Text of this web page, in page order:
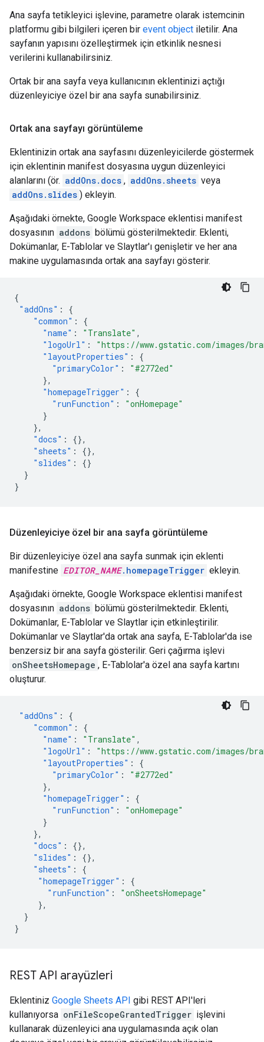
Ana sayfa tetikleyici işlevine, parametre olarak istemcinin
platformu gibi bilgileri içeren bir event object iletilir. Ana
sayfanın yapısını özelleştirmek için etkinlik nesnesi
verilerini kullanabilirsiniz.
Ortak bir ana sayfa veya kullanıcının eklentinizi açtığı
düzenleyiciye özel bir ana sayfa sunabilirsiniz.
Ortak ana sayfayı görüntüleme
Eklentinizin ortak ana sayfasını düzenleyicilerde göstermek
için eklentinin manifest dosyasına uygun düzenleyici
alanlarını (ör. addOns.docs , addOns.sheets veya
addOns.slides ) ekleyin.
Aşağıdaki örnekte, Google Workspace eklentisi manifest
dosyasının addons bölümü gösterilmektedir. Eklenti,
Dokümanlar, E-Tablolar ve Slaytlar'ı genişletir ve her ana
makine uygulamasında ortak ana sayfayı gösterir.
{
"addOns" :
{
"common" :
{
"name" : "Translate" ,
"logoUrl" :
"https://www.gstatic.com/images/
"layoutProperties" :
{
"primaryColor" :
"#2772ed"
},
"homepageTrigger" :
{
"runFunction" :
"onHomepage"
}
},
"docs" :
{},
"sheets" :
{},
"slides" :
{}
}
}
Düzenleyiciye özel bir ana sayfa görüntüleme
Bir düzenleyiciye özel ana sayfa sunmak için eklenti
manifestine EDITOR_NAME.homepageTrigger ekleyin.
Aşağıdaki örnekte, Google Workspace eklentisi manifest
dosyasının addons bölümü gösterilmektedir. Eklenti,
Dokümanlar, E-Tablolar ve Slaytlar için etkinleştirilir.
Dokümanlar ve Slaytlar'da ortak ana sayfa, E-Tablolar'da ise
benzersiz bir ana sayfa gösterilir. Geri çağırma işlevi
onSheetsHomepage , E-Tablolar'a özel ana sayfa kartını
oluşturur.
"addOns" :
{
"common" :
{
"name" : "Translate" ,
"logoUrl" :
"https://www.gstatic.com/images/
"layoutProperties" :
{
"primaryColor" :
"#2772ed"
},
"homepageTrigger" :
{
"runFunction" :
"onHomepage"
}
},
"docs" :
{},
"slides" :
{},
"sheets" :
{
"homepageTrigger" :
{
"runFunction" :
"onSheetsHomepage"
},
}
}
REST API arayüzleri
Eklentiniz Google Sheets API gibi REST API'leri
kullanıyorsa onFileScopeGrantedTrigger işlevini
kullanarak düzenleyici ana uygulamasında açık olan